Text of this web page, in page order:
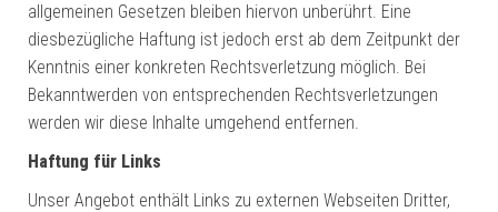
allgemeinen Gesetzen bleiben hiervon unberührt. Eine
diesbezügliche Haftung ist jedoch erst ab dem Zeitpunkt der
Kenntnis einer konkreten Rechtsverletzung möglich. Bei
Bekanntwerden von entsprechenden Rechtsverletzungen
werden wir diese Inhalte umgehend entfernen.
Haftung für Links
Unser Angebot enthält Links zu externen Webseiten Dritter,